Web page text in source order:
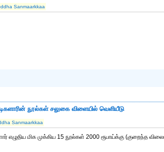
Sanmaarkkaa
நூல்கள் சலுகை விளையில் வெளியீடு
Sanmaarkkaa
மிக முக்கிய 15 நூல்கள் 2000 ரூபாய்க்கு (குறைந்த